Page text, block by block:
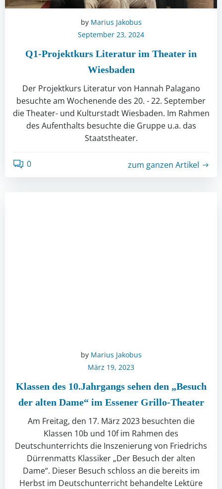
by Marius Jakobus
September 23, 2024
Q1-Projektkurs Literatur im Theater in
Wiesbaden
Der Projektkurs Literatur von Hannah Palagano
besuchte am Wochenende des 20. - 22. September
die Theater- und Kulturstadt Wiesbaden. Im Rahmen
des Aufenthalts besuchte die Gruppe u.a. das
Staatstheater.
0 zum ganzen Artikel
by Marius Jakobus
März 19, 2023
Klassen des 10.Jahrgangs sehen den „Besuch
der alten Dame“ im Essener Grillo-Theater
Am Freitag, den 17. März 2023 besuchten die
Klassen 10b und 10f im Rahmen des
Deutschunterrichts die Inszenierung von Friedrichs
Dürrenmatts Klassiker „Der Besuch der alten
Dame“. Dieser Besuch schloss an die bereits im
Herbst im Deutschunterricht behandelte Lektüre